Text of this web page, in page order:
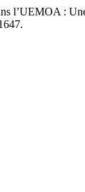
l’UEMOA :